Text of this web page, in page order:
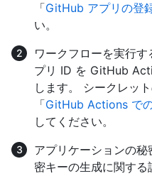
「GitHub アプリの登
い。
ワークフローを実行
プリ ID を GitHub
します。 シークレッ
「GitHub Actions で
してください。
アプリケーションの
密キーの生成に関す